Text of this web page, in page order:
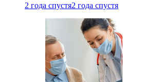
2 года спустя2 года спустя